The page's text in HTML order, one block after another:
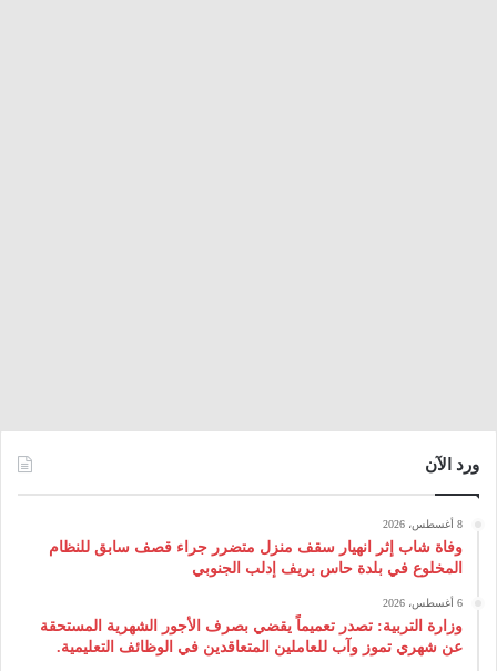
ورد الآن
8 أغسطس، 2026
وفاة شاب إثر انهيار سقف منزل متضرر جراء قصف سابق للنظام
المخلوع في بلدة حاس بريف إدلب الجنوبي
6 أغسطس، 2026
وزارة التربية: تصدر تعميماً يقضي بصرف الأجور الشهرية المستحقة
عن شهري تموز وآب للعاملين المتعاقدين في الوظائف التعليمية.